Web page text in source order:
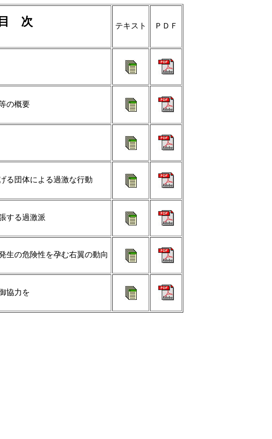
目 次 テキスト ＰＤＦ
の概要
る団体による過激な行動
する過激派
生の危険性を孕む右翼の動向
協力を